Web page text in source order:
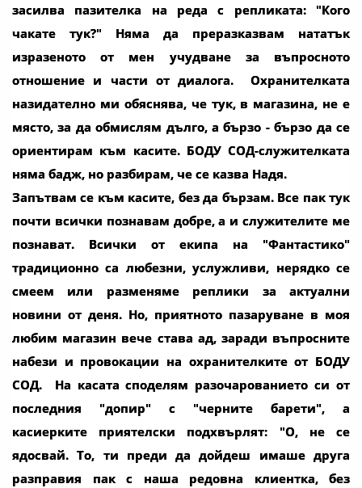
засилва пазителка на реда с репликата: "Кого
чакате тук?" Няма да преразказвам нататък
изразеното от мен учудване за въпросното
отношение и части от диалога. Охранителката
назидателно ми обяснява, че тук, в магазина, не е
място, за да обмислям дълго, а бързо - бързо да се
ориентирам към касите. БОДУ СОД-служителката
няма бадж, но разбирам, че се казва Надя.
Запътвам се към касите, без да бързам. Все пак тук
почти всички познавам добре, а и служителите ме
познават. Всички от екипа на "Фантастико"
традиционно са любезни, услужливи, нерядко се
смеем или разменяме реплики за актуални
новини от деня. Но, приятното пазаруване в моя
любим магазин вече става ад, заради въпросните
набези и провокации на охранителките от БОДУ
СОД. На касата споделям разочарованието си от
последния "допир" с "черните барети", а
касиерките приятелски подхвърлят: "О, не се
ядосвай. То, ти преди да дойдеш имаше друга
разправия пак с наша редовна клиентка, без